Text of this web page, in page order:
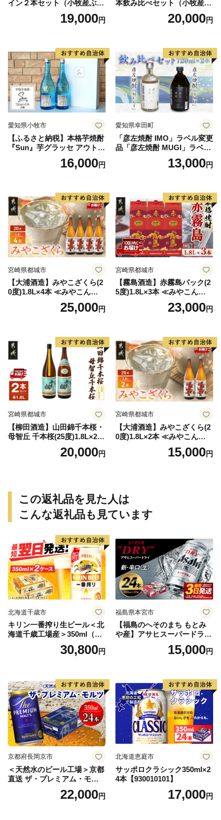
イン２本セット（小牧産ぶど
19,000円
本飲み比べセット（小牧産ぶ
どう100％使用）20,000円
愛知県小牧市
【ふるさと納税】本格芋焼酎
『Sun』芋グラッセ アウトド
ア ソロキャンプ ベランピン
グ 巣ごもり 就労支援16,000円
愛知県幸田町
「彦左焼酎 IMO」ラベル変更
品「彦左焼酎 MUGI」ラベル
変更品 飲み比べ セット 合計
2本 720ml×各1本 25度 焼酎
13,000円
宮崎県都城市
【大浦酒造】みやこざくら(2
0度)1.8L×4本 ≪みやこんじょ
特急便≫_AD-077125,000円
宮崎県都城市
【霧島酒造】赤霧島パック(2
5度)1.8L×3本 ≪みやこんじょ
特急便≫_23-07-K03P-1800-3
23,000円
宮崎県都城市
【柳田酒造】山田錦千本桜・
母智丘 千本桜(25度)1.8L×2本
≪みやこんじょ特急便≫_AC
20,000円
宮崎県都城市
【大浦酒造】みやこざくら(2
0度)1.8L×2本 ≪みやこんじょ
特急便≫_MJ-077115,000円
この返礼品を見た人は
こんな返礼品も見ています
北海道千歳市
キリン一番搾り生ビール＜北
海道千歳工場産＞350ml（24
30,800円
福島県本宮市
【福島のへそのまち もとみ
や産】アサヒスーパードライ
350ml×24本 合計8.4L 1ケー
ス アルコール度数5% 缶ビー
口 送料無料 カメイ 本宮市
【07214-0206】
15,000円
京都府長岡京市
＜天然水のビール工場＞京都
直送 ザ・プレミアム・モル
ツ 350ml×24本 プレモル [149
22,000円
北海道恵庭市
サッポロクラシック350ml×2
4本【930010101】
17,000円